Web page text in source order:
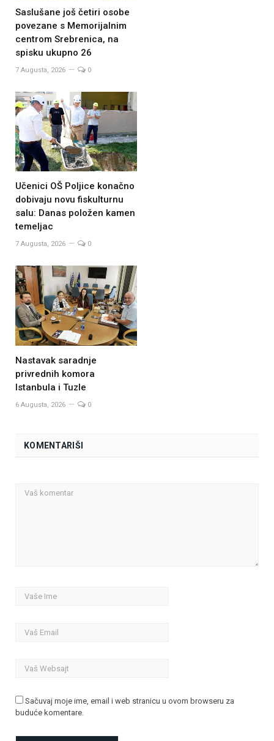
Saslušane još četiri osobe
povezane s Memorijalnim
centrom Srebrenica, na
spisku ukupno 26
7 Augusta, 2026 0
Učenici OŠ Poljice konačno
dobivaju novu fiskulturnu
salu: Danas položen kamen
temeljac
7 Augusta, 2026 0
Nastavak saradnje
privrednih komora
Istanbula i Tuzle
6 Augusta, 2026 0
KOMENTARIŠI
Sačuvaj moje ime, email i web stranicu u ovom browseru za
buduće komentare.